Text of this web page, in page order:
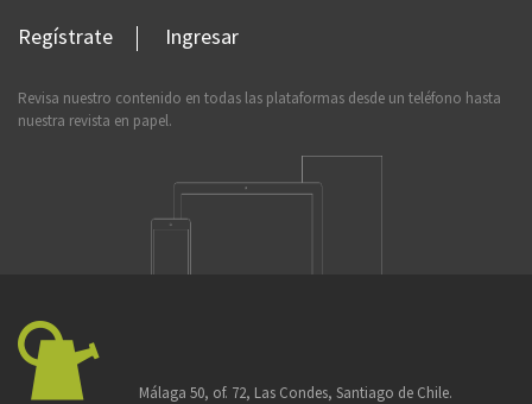
Regístrate Ingresar
Revisa nuestro contenido en todas las plataformas desde un teléfono hasta
nuestra revista en papel.
Málaga 50, of. 72, Las Condes, Santiago de Chile.